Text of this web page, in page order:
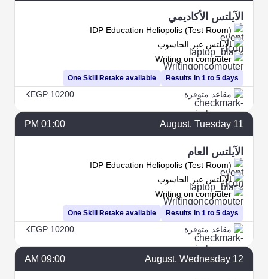
الآيلتس الأكاديمي
IDP Education Heliopolis (Test Room)
Results in 1 to 5 days
الآيلتس عبر الحاسوب
Writing on computer
One Skill Retake available
مقاعد متوفرة EGP 10200
11
August, Tuesday
01:00 PM
الآيلتس العام
IDP Education Heliopolis (Test Room)
Results in 1 to 5 days
الآيلتس عبر الحاسوب
Writing on computer
One Skill Retake available
مقاعد متوفرة EGP 10200
12
August, Wednesday
09:00 AM